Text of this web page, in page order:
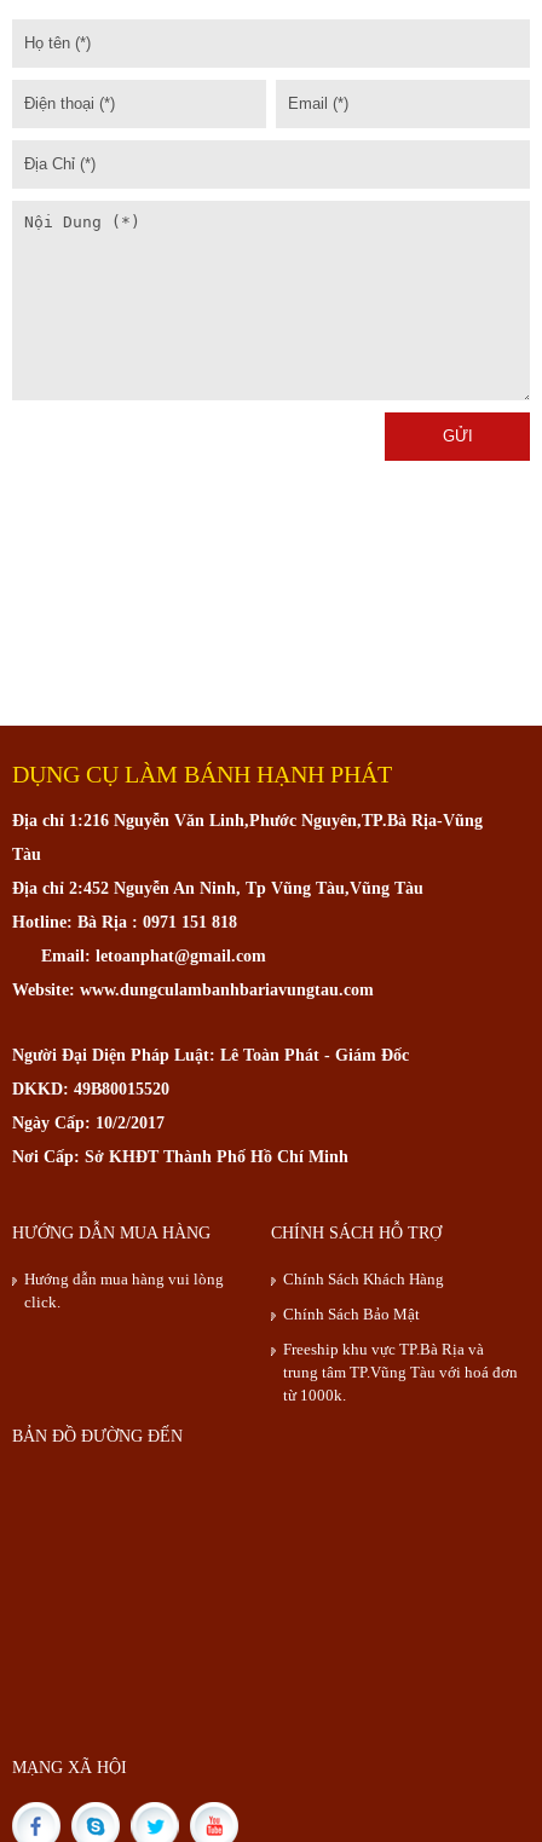
DỤNG CỤ LÀM BÁNH HẠNH PHÁT
Địa chỉ 1:216 Nguyễn Văn Linh,Phước Nguyên,TP.Bà Rịa-Vũng
Tàu
Địa chỉ 2:452 Nguyễn An Ninh, Tp Vũng Tàu,Vũng Tàu
Hotline: Bà Rịa : 0971 151 818
Email: letoanphat@gmail.com
Website: www.dungculambanhbariavungtau.com
Người Đại Diện Pháp Luật: Lê Toàn Phát - Giám Đốc
DKKD: 49B80015520
Ngày Cấp: 10/2/2017
Nơi Cấp: Sở KHĐT Thành Phố Hồ Chí Minh
HƯỚNG DẪN MUA HÀNG
Hướng dẫn mua hàng vui lòng
click.
CHÍNH SÁCH HỖ TRỢ
Chính Sách Khách Hàng
Chính Sách Bảo Mật
Freeship khu vực TP.Bà Rịa và
trung tâm TP.Vũng Tàu với hoá đơn
từ 1000k.
BẢN ĐỒ ĐƯỜNG ĐẾN
MẠNG XÃ HỘI